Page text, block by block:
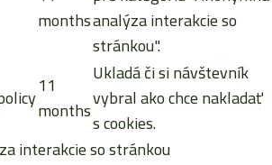
monthsanalýza interakcie so
stránkou".
11
months
Ukladá či si návštevník
vybral ako chce nakladať
s cookies.
interakcie so stránkou